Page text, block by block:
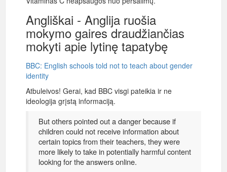
Angliškai - Anglija ruošia
mokymo gaires draudžiančias
mokyti apie lytinę tapatybę
BBC: English schools told not to teach about gender
identity
Atbuleivos! Gerai, kad BBC visgi pateikia ir ne
ideologija grįstą informaciją.
But others pointed out a danger because if
children could not receive information about
certain topics from their teachers, they were
more likely to take in potentially harmful content
looking for the answers online.